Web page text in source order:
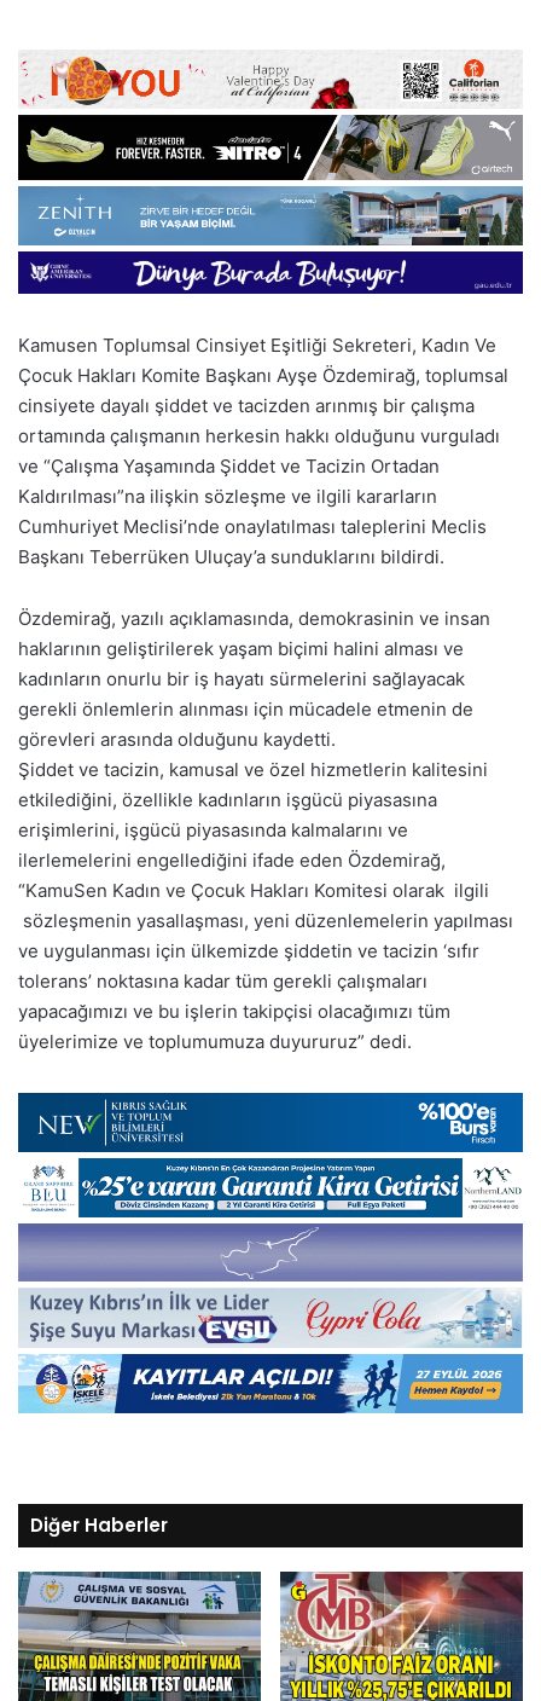
Kamusen Toplumsal Cinsiyet Eşitliği Sekreteri, Kadın Ve
Çocuk Hakları Komite Başkanı Ayşe Özdemirağ, toplumsal
cinsiyete dayalı şiddet ve tacizden arınmış bir çalışma
ortamında çalışmanın herkesin hakkı olduğunu vurguladı
ve “Çalışma Yaşamında Şiddet ve Tacizin Ortadan
Kaldırılması”na ilişkin sözleşme ve ilgili kararların
Cumhuriyet Meclisi’nde onaylatılması taleplerini Meclis
Başkanı Teberrüken Uluçay’a sunduklarını bildirdi.
Özdemirağ, yazılı açıklamasında, demokrasinin ve insan
haklarının geliştirilerek yaşam biçimi halini alması ve
kadınların onurlu bir iş hayatı sürmelerini sağlayacak
gerekli önlemlerin alınması için mücadele etmenin de
görevleri arasında olduğunu kaydetti.
Şiddet ve tacizin, kamusal ve özel hizmetlerin kalitesini
etkilediğini, özellikle kadınların işgücü piyasasına
erişimlerini, işgücü piyasasında kalmalarını ve
ilerlemelerini engellediğini ifade eden Özdemirağ,
“KamuSen Kadın ve Çocuk Hakları Komitesi olarak ilgili
sözleşmenin yasallaşması, yeni düzenlemelerin yapılması
ve uygulanması için ülkemizde şiddetin ve tacizin ‘sıfır
tolerans’ noktasına kadar tüm gerekli çalışmaları
yapacağımızı ve bu işlerin takipçisi olacağımızı tüm
üyelerimize ve toplumumuza duyururuz” dedi.
Diğer Haberler